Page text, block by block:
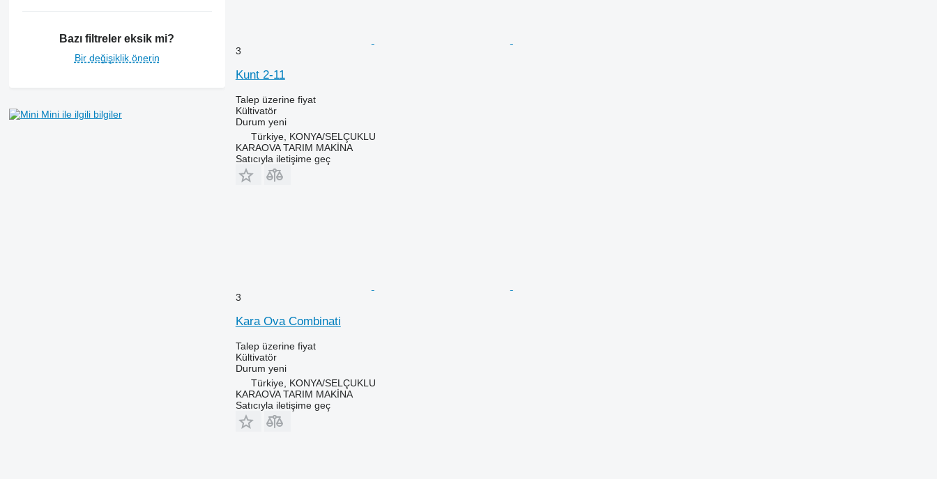
Bazı filtreler eksik mi?
Bir değişiklik önerin
Mini ile ilgili bilgiler
3
Kunt 2-11
Talep üzerine fiyat
Kültivatör
Durum yeni
Türkiye, KONYA/SELÇUKLU
KARAOVA TARIM MAKİNA
Satıcıyla iletişime geç
3
Kara Ova Combinati
Talep üzerine fiyat
Kültivatör
Durum yeni
Türkiye, KONYA/SELÇUKLU
KARAOVA TARIM MAKİNA
Satıcıyla iletişime geç